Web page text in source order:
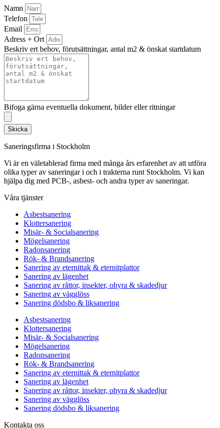
Namn
Telefon
Email
Adress + Ort
Beskriv ert behov, förutsättningar, antal m2 & önskat startdatum
Bifoga gärna eventuella dokument, bilder eller ritningar
Skicka
Saneringsfirma i Stockholm
Vi är en väletablerad firma med många års erfarenhet av att utföra
olika typer av saneringar i och i trakterna runt Stockholm. Vi kan
hjälpa dig med PCB-, asbest- och andra typer av saneringar.
Våra tjänster
Asbestsanering
Klottersanering
Misär- & Socialsanering
Mögelsanering
Radonsanering
Rök- & Brandsanering
Sanering av eternittak & eternitplattor
Sanering av lägenhet
Sanering av råttor, insekter, ohyra & skadedjur
Sanering av vägglöss
Sanering dödsbo & liksanering
Asbestsanering
Klottersanering
Misär- & Socialsanering
Mögelsanering
Radonsanering
Rök- & Brandsanering
Sanering av eternittak & eternitplattor
Sanering av lägenhet
Sanering av råttor, insekter, ohyra & skadedjur
Sanering av vägglöss
Sanering dödsbo & liksanering
Kontakta oss